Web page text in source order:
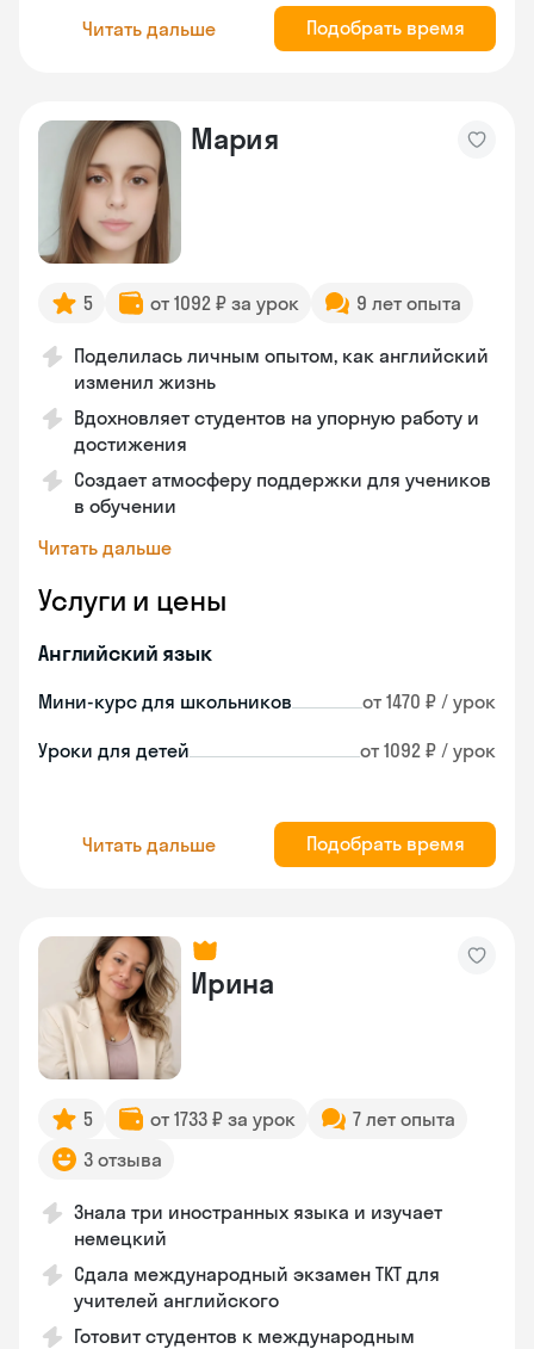
Читать дальше Подобрать время
Мария
5 от 1092 ₽ за урок 9 лет опыта
Поделилась личным опытом, как английский
изменил жизнь
Вдохновляет студентов на упорную работу и
достижения
Создает атмосферу поддержки для учеников
в обучении
Читать дальше
Услуги и цены
Английский язык
Мини-курс для школьников от 1470 ₽ / урок
Уроки для детей от 1092 ₽ / урок
Читать дальше Подобрать время
Ирина
5 от 1733 ₽ за урок
7 лет опыта
3 отзыва
Знала три иностранных языка и изучает
немецкий
Сдала международный экзамен TKT для
учителей английского
Готовит студентов к международным